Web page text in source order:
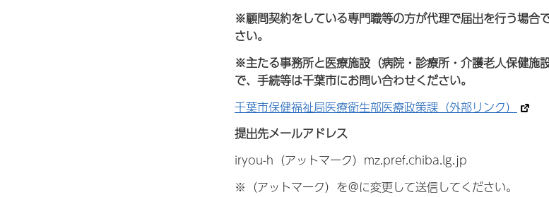
※顧問契約をしている専門職等の方が代理で届出を行う場合
さい。
※主たる事務所と医療施設（病院・診療所・介護老人保健施
で、手続等は千葉市にお問い合わせください。
千葉市保健福祉局医療衛生部医療政策課（外部リンク）
提出先メールアドレス
iryou-h（アットマーク）mz.pref.chiba.lg.jp
※（アットマーク）を＠に変更して送信してください。